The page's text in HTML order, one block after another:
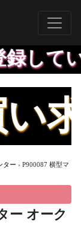
た
ター › P900087 横型マ
ー オーク